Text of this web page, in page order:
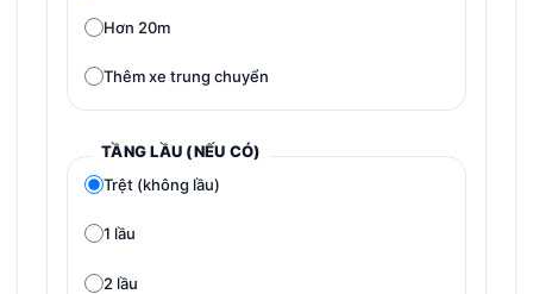
Hơn 20m
Thêm xe trung chuyển
TẦNG LẦU (NẾU CÓ)
Trệt (không lầu)
1 lầu
2 lầu